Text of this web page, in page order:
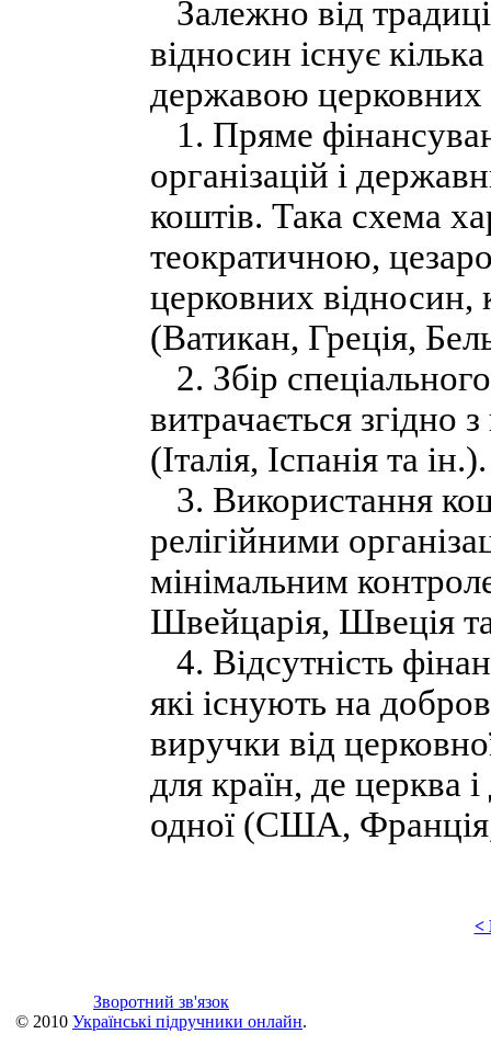
Залежно від
відносин існує
державою церковних
1. Пряме
організацій і
коштів. Така схема
теократичною,
церковних
(Ватикан, Греція,
2. Збір
витрачається згідно
(Італія, Іспанія та ін.).
3. Використання
релігійними
мінімальним
Швейцарія, Швеція
4. Відсутність
які існують на
виручки від
для країн, де церква
одної (США,
<
Зворотний зв'язок
© 2010 Українські підручники онлайн.